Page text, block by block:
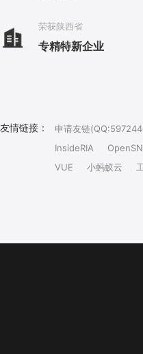
荣获陕西省
专精特新企业
友情链接： 申请友链
InsideRIA
VUE
小蚂蚁云